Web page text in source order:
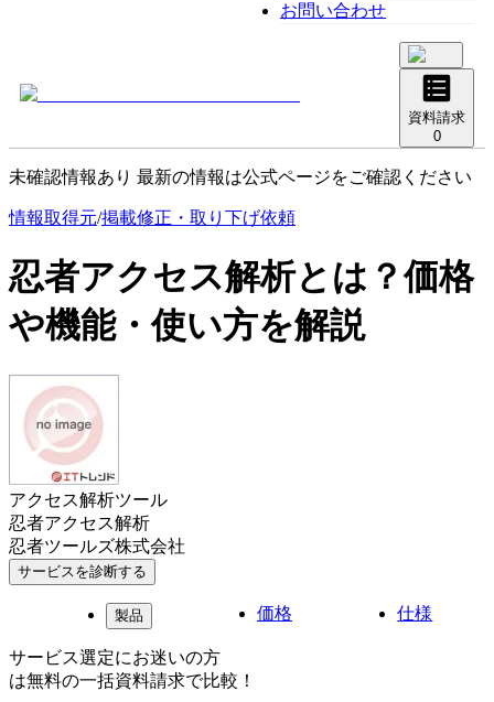
お問い合わせ
資料請求
0
未確認情報あり 最新の情報は公式ページをご確認ください
情報取得元/掲載修正・取り下げ依頼
忍者アクセス解析とは？価格
や機能・使い方を解説
アクセス解析ツール
忍者アクセス解析
忍者ツールズ株式会社
サービスを診断する
製品 価格 仕様
サービス選定にお迷いの方
は無料の一括資料請求で比較！